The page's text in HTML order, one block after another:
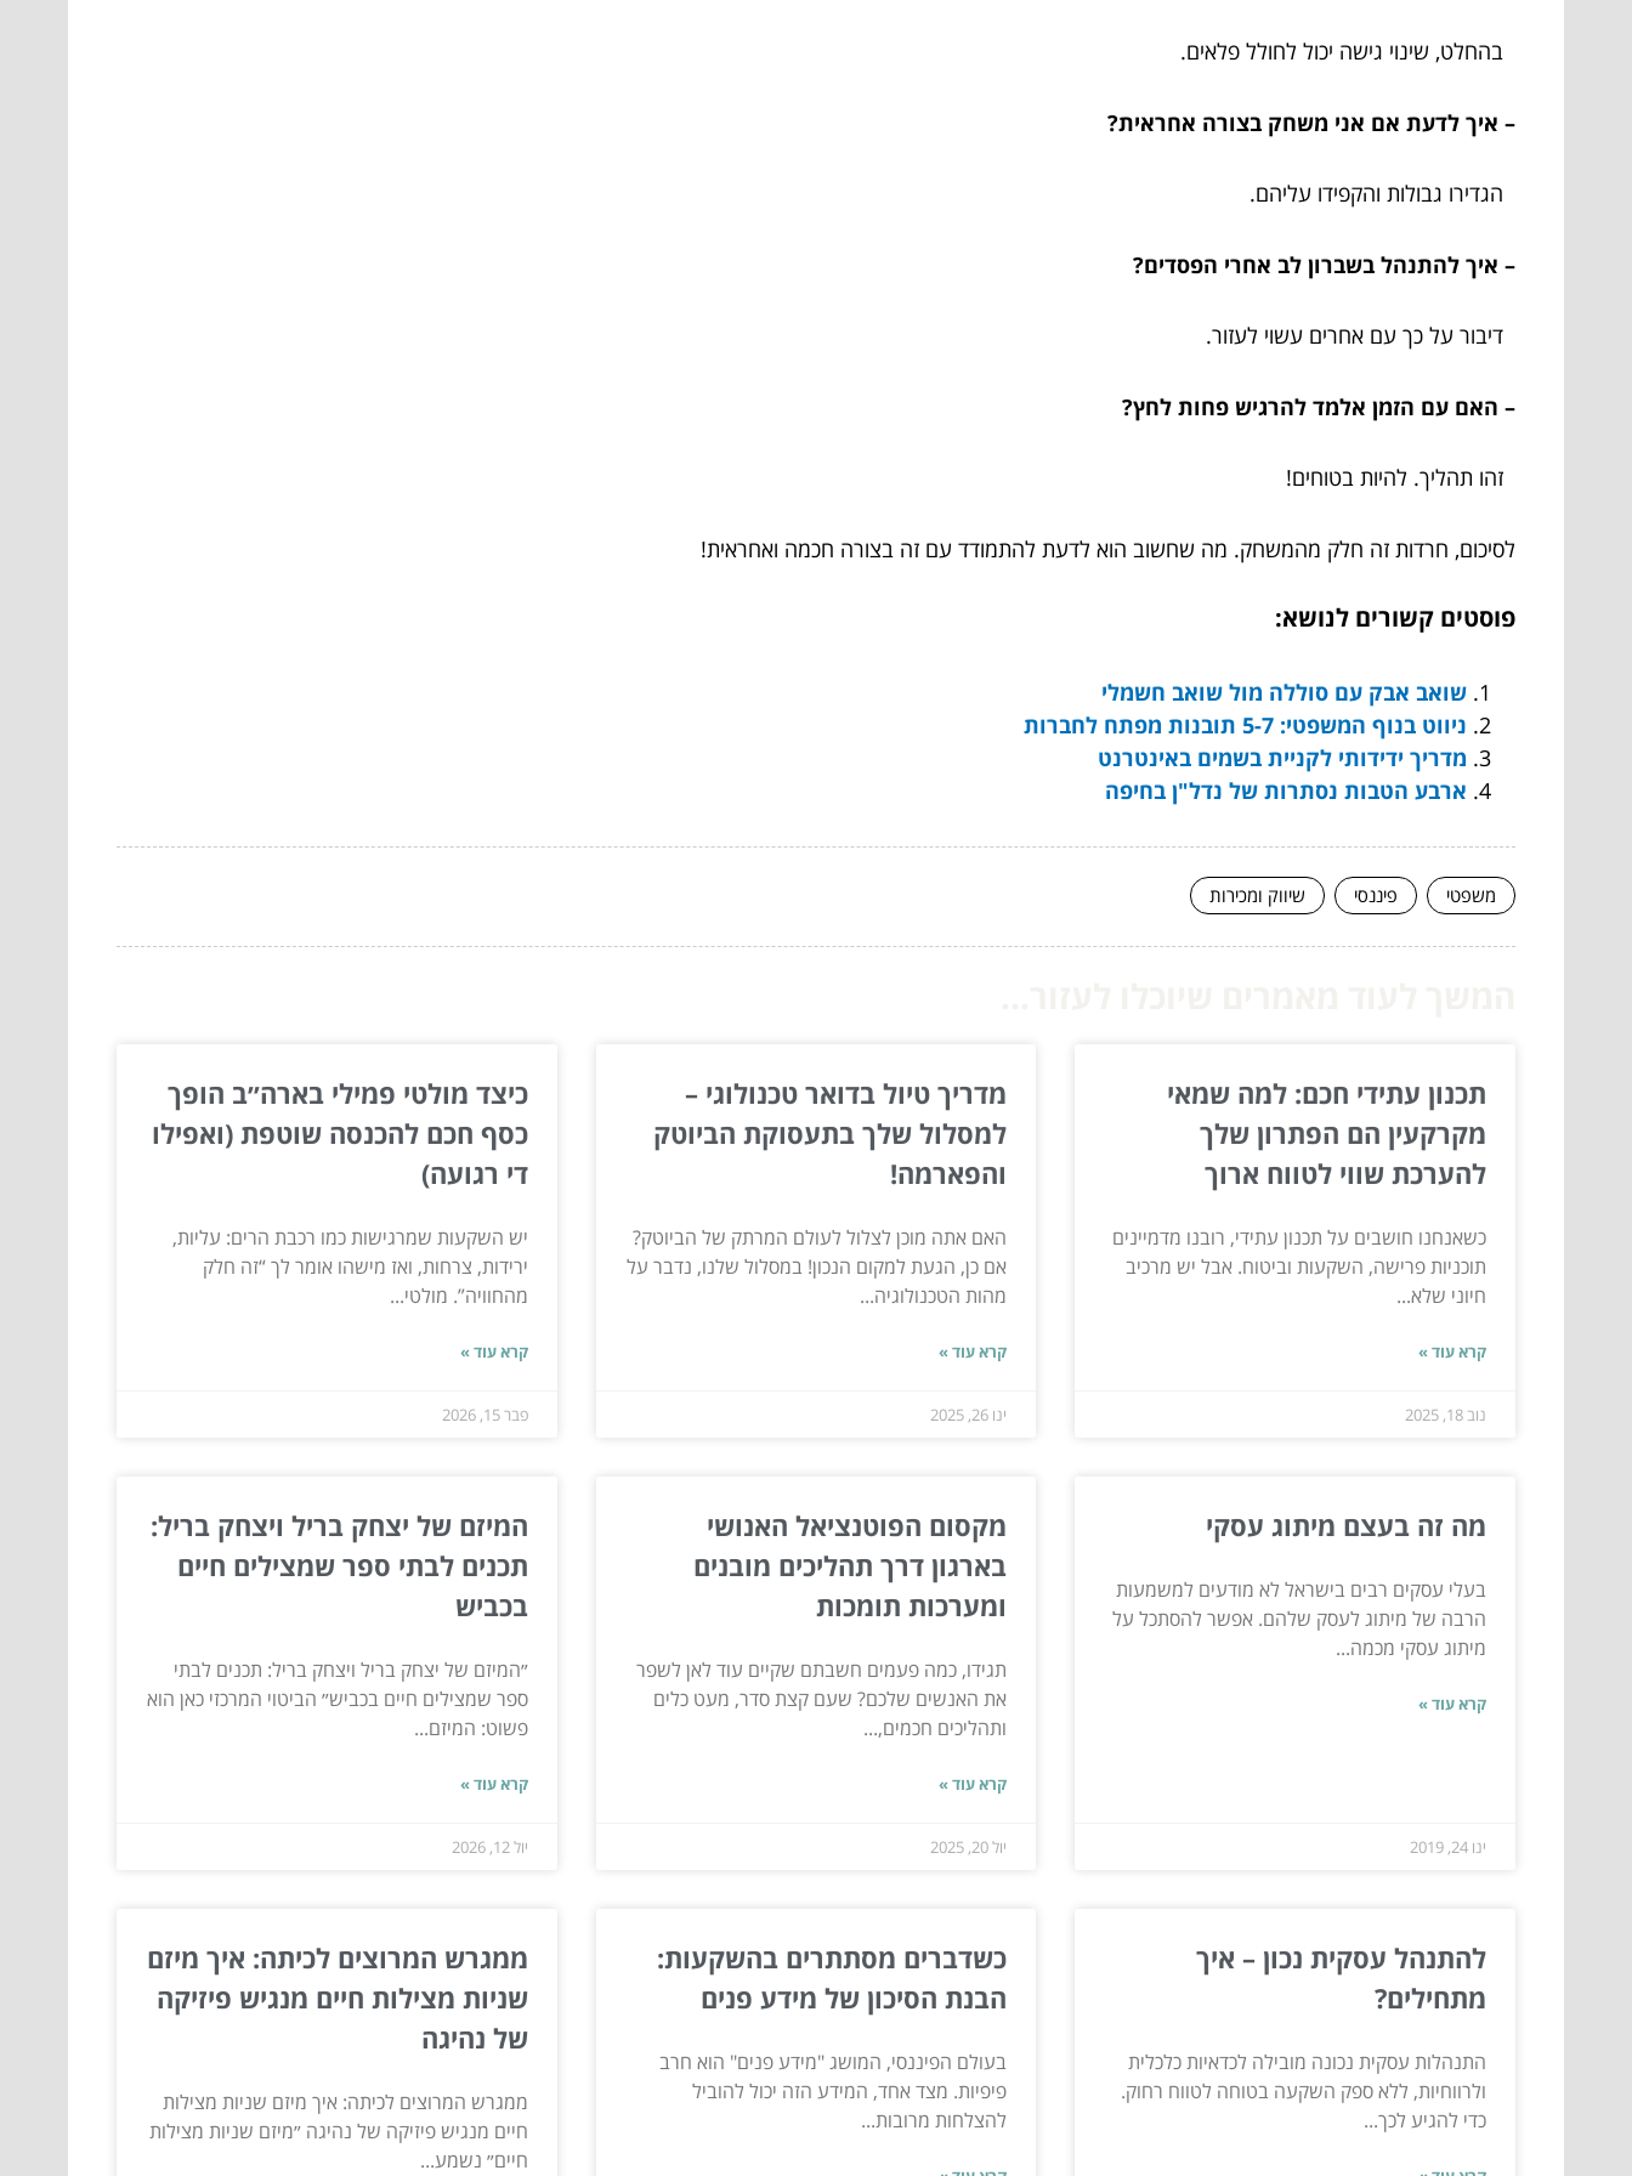
בהחלט, שינוי גישה יכול לחולל פלאים.
– איך לדעת אם אני משחק בצורה אחראית?
הגדירו גבולות והקפידו עליהם.
– איך להתנהל בשברון לב אחרי הפסדים?
דיבור על כך עם אחרים עשוי לעזור.
– האם עם הזמן אלמד להרגיש פחות לחץ?
זהו תהליך. להיות בטוחים!
לסיכום, חרדות זה חלק מהמשחק. מה שחשוב הוא לדעת להתמודד עם זה בצורה חכמה ואחראית!
פוסטים קשורים לנושא:
שואב אבק עם סוללה מול שואב חשמלי
ניווט בנוף המשפטי: 5-7 תובנות מפתח לחברות
מדריך ידידותי לקניית בשמים באינטרנט
ארבע הטבות נסתרות של נדל"ן בחיפה
משפטי פיננסי שיווק ומכירות
תכנון עתידי חכם: למה שמאי
מקרקעין הם הפתרון שלך
להערכת שווי לטווח ארוך
כשאנחנו חושבים על תכנון עתידי, רובנו מדמיינים
תוכניות פרישה, השקעות וביטוח. אבל יש מרכיב
חיוני שלא...
קרא עוד »
נוב 18, 2025
מדריך טיול בדואר טכנולוגי –
למסלול שלך בתעסוקת הביוטק
והפארמה!
האם אתה מוכן לצלול לעולם המרתק של הביוטק?
אם כן, הגעת למקום הנכון! במסלול שלנו, נדבר על
מהות הטכנולוגיה...
קרא עוד »
ינו 26, 2025
כיצד מולטי פמילי בארה״ב הופך
כסף חכם להכנסה שוטפת (ואפילו
די רגועה)
יש השקעות שמרגישות כמו רכבת הרים: עליות,
ירידות, צרחות, ואז מישהו אומר לך “זה חלק
מהחוויה”. מולטי...
קרא עוד »
פבר 15, 2026
מה זה בעצם מיתוג עסקי
בעלי עסקים רבים בישראל לא מודעים למשמעות
הרבה של מיתוג לעסק שלהם. אפשר להסתכל על
מיתוג עסקי מכמה...
קרא עוד »
ינו 24, 2019
מקסום הפוטנציאל האנושי
בארגון דרך תהליכים מובנים
ומערכות תומכות
תגידו, כמה פעמים חשבתם שקיים עוד לאן לשפר
את האנשים שלכם? שעם קצת סדר, מעט כלים
ותהליכים חכמים,...
קרא עוד »
יול 20, 2025
המיזם של יצחק בריל ויצחק בריל:
תכנים לבתי ספר שמצילים חיים
בכביש
״המיזם של יצחק בריל ויצחק בריל: תכנים לבתי
ספר שמצילים חיים בכביש״ הביטוי המרכזי כאן הוא
פשוט: המיזם...
קרא עוד »
יול 12, 2026
להתנהל עסקית נכון – איך
מתחילים?
התנהלות עסקית נכונה מובילה לכדאיות כלכלית
ולרווחיות, ללא ספק השקעה בטוחה לטווח רחוק.
כדי להגיע לכך...
כשדברים מסתתרים בהשקעות:
הבנת הסיכון של מידע פנים
בעולם הפיננסי, המושג "מידע פנים" הוא חרב
פיפיות. מצד אחד, המידע הזה יכול להוביל
להצלחות מרובות...
ממגרש המרוצים לכיתה: איך מיזם
שניות מצילות חיים מנגיש פיזיקה
של נהיגה
ממגרש המרוצים לכיתה: איך מיזם שניות מצילות
חיים מנגיש פיזיקה של נהיגה ״מיזם שניות מצילות
חיים״ נשמע...